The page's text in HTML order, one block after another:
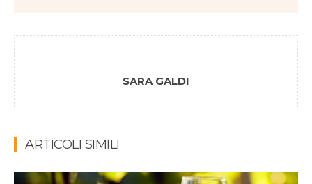
SARA GALDI
ARTICOLI SIMILI